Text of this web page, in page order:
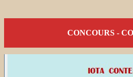
CONCOURS -